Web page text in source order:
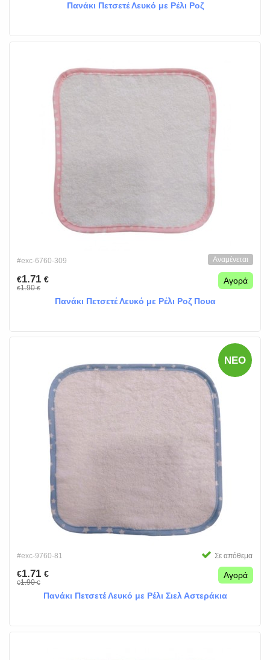
Πανάκι Πετσετέ Λευκό με Ρέλι Ροζ
#exc-6760-309 Αναμένεται
€1.71 €
€1.90€
Αγορά
Πανάκι Πετσετέ Λευκό με Ρέλι Ροζ Πουα
ΝΈΟ
#exc-9760-81 Σε απόθεμα
€1.71 €
€1.90€
Αγορά
Πανάκι Πετσετέ Λευκό με Ρέλι Σιελ Αστεράκια